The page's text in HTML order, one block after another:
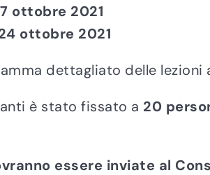
ottobre 2021
ottobre 2021
dettagliato delle lezioni
è stato fissato a 20
essere inviate al